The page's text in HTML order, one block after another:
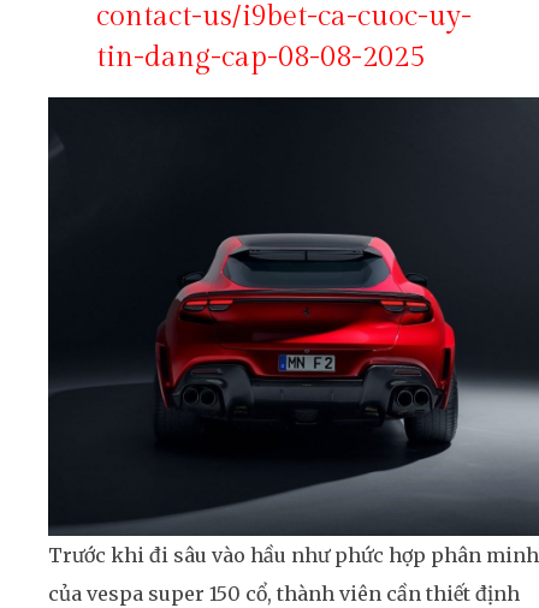
contact-us/i9bet-ca-cuoc-uy-
tin-dang-cap-08-08-2025
Trước khi đi sâu vào hầu như phức hợp phân minh
của vespa super 150 cổ, thành viên cần thiết định